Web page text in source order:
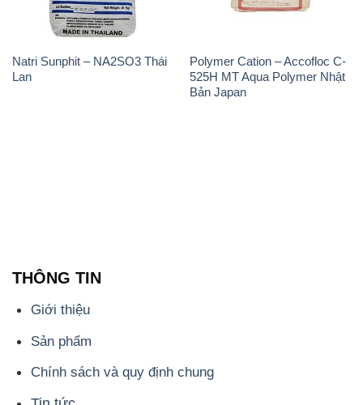
Natri Sunphit – NA2SO3 Thái
Lan
Polymer Cation – Accofloc C-
525H MT Aqua Polymer Nhật
Bản Japan
THÔNG TIN
Giới thiệu
Sản phẩm
Chính sách và quy định chung